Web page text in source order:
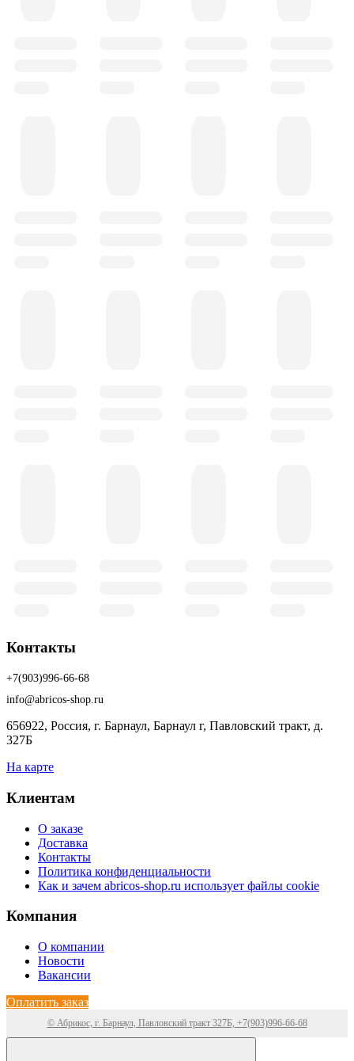
Контакты
+7(903)996-66-68
info@abricos-shop.ru
656922, Россия, г. Барнаул, Барнаул г, Павловский тракт, д.
327Б
На карте
Клиентам
О заказе
Доставка
Контакты
Политика конфиденциальности
Как и зачем abricos-shop.ru использует файлы cookie
Компания
О компании
Новости
Вакансии
Оплатить заказ
© Абрикос, г. Барнаул, Павловский тракт 327Б, +7(903)996-66-68